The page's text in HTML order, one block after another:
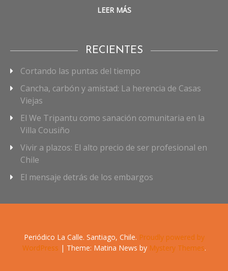
LEER MÁS
RECIENTES
Cortando las puntas del tiempo
Cancha, carbón y amistad: La herencia de Casas
Viejas
El We Tripantu como sanación comunitaria en la
Villa Cousiño
Vivir a plazos: El alto precio de ser profesional en
Chile
El mensaje detrás de los embargos
Periódico La Calle. Santiago, Chile. Proudly powered by
WordPress | Theme: Matina News by Mystery Themes.